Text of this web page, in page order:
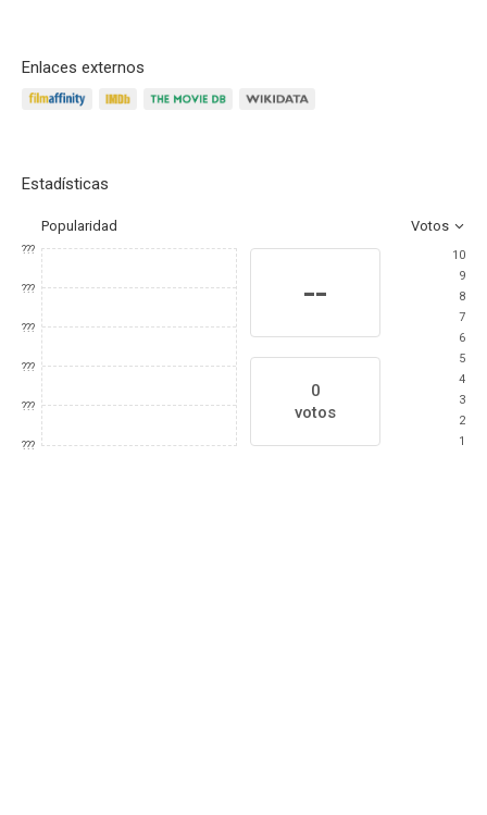
Enlaces externos
Estadísticas
Popularidad Votos
???
???
???
???
???
???
--
0
votos
10
9
8
7
6
5
4
3
2
1